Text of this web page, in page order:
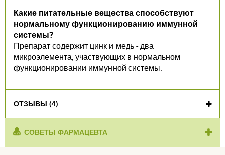
Какие питательные вещества способствуют
нормальному функционированию иммунной
системы?
Препарат содержит цинк и медь - два
микроэлемента, участвующих в нормальном
функционировании иммунной системы.
ОТЗЫВЫ (4)
СОВЕТЫ ФАРМАЦЕВТА